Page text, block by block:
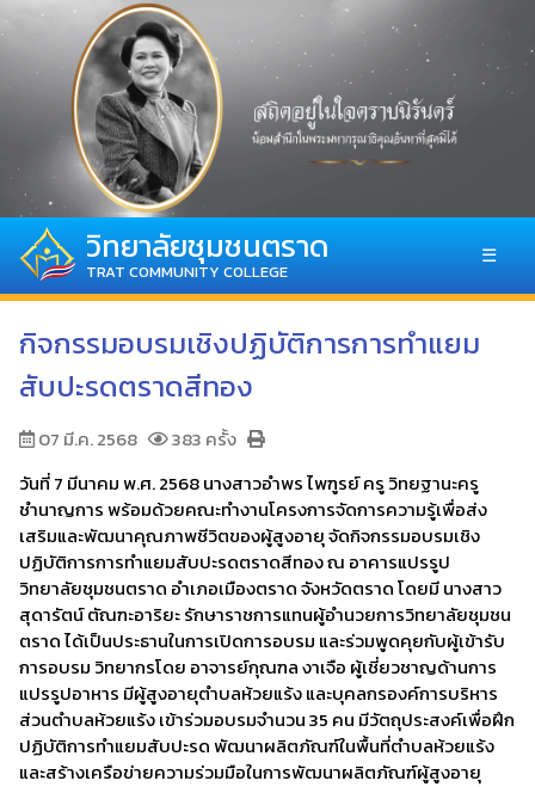
วิทยาลัยชุมชนตราด
TRAT COMMUNITY COLLEGE
☰
กิจกรรมอบรมเชิงปฏิบัติการการทำแยม
สับปะรดตราดสีทอง
07 มี.ค. 2568
383 ครั้ง
วันที่ 7 มีนาคม พ.ศ. 2568 นางสาวอำพร ไพฑูรย์ ครู วิทยฐานะครู
ชำนาญการ พร้อมด้วยคณะทำงานโครงการจัดการความรู้เพื่อส่ง
เสริมและพัฒนาคุณภาพชีวิตของผู้สูงอายุ จัดกิจกรรมอบรมเชิง
ปฏิบัติการการทำแยมสับปะรดตราดสีทอง ณ อาคารแปรรูป
วิทยาลัยชุมชนตราด อำเภอเมืองตราด จังหวัดตราด โดยมี นางสาว
สุดารัตน์ ตัณฑะอาริยะ รักษาราชการแทนผู้อำนวยการวิทยาลัยชุมชน
ตราด ได้เป็นประธานในการเปิดการอบรม และร่วมพูดคุยกับผู้เข้ารับ
การอบรม วิทยากรโดย อาจารย์กุณฑล งาเจือ ผู้เชี่ยวชาญด้านการ
แปรรูปอาหาร มีผู้สูงอายุตำบลห้วยแร้ง และบุคลกรองค์การบริหาร
ส่วนตำบลห้วยแร้ง เข้าร่วมอบรมจำนวน 35 คน มีวัตถุประสงค์เพื่อฝึก
ปฏิบัติการทำแยมสับปะรด พัฒนาผลิตภัณฑ์ในพื้นที่ตำบลห้วยแร้ง
และสร้างเครือข่ายความร่วมมือในการพัฒนาผลิตภัณฑ์ผู้สูงอายุ